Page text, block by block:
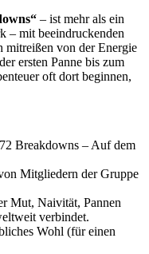
– ist mehr als ein
– mit beeindruckenden
mitreißen von der Energie
ersten Panne bis zum
oft dort beginnen,
Breakdowns – Auf dem
Mitgliedern der Gruppe
Mut, Naivität, Pannen
verbindet.
Wohl (für einen